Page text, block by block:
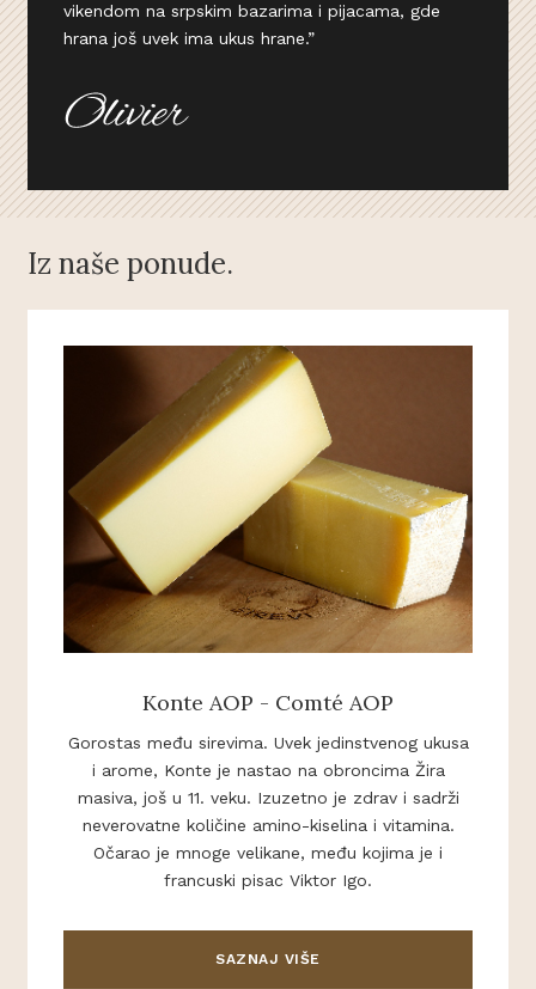
vikendom na srpskim bazarima i pijacama, gde
hrana još uvek ima ukus hrane.”
Iz naše ponude.
Konte AOP - Comté AOP
Gorostas među sirevima. Uvek jedinstvenog ukusa
i arome, Konte je nastao na obroncima Žira
masiva, još u 11. veku. Izuzetno je zdrav i sadrži
neverovatne količine amino-kiselina i vitamina.
Očarao je mnoge velikane, među kojima je i
francuski pisac Viktor Igo.
SAZNAJ VIŠE